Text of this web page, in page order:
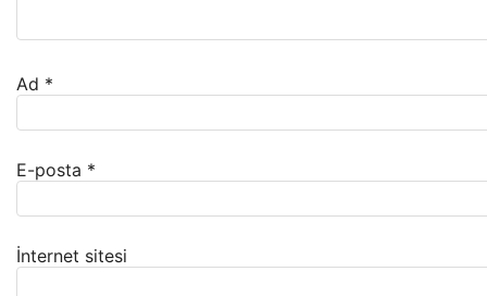
Ad *
E-posta *
İnternet sitesi